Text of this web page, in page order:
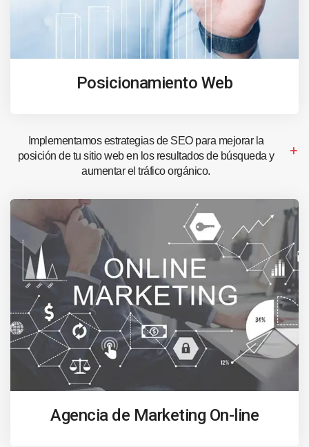
Posicionamiento Web
Implementamos estrategias de SEO para mejorar la
posición de tu sitio web en los resultados de búsqueda y
aumentar el tráfico orgánico.
Agencia de Marketing On-line